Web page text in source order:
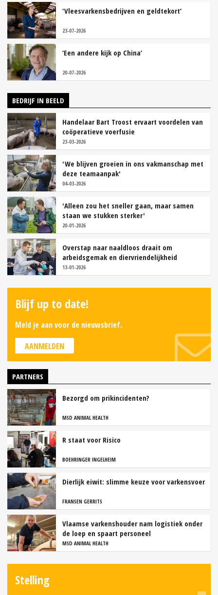
‘Vleesvarkensbedrijven en geldtekort’
23-07-2026
‘Een andere kijk op China’
20-07-2026
BEDRIJF IN BEELD
Handelaar Bart Troost ervaart voordelen van
coöperatieve voerfusie
23-03-2026
'We blijven groeien in ons vakmanschap met
deze teamaanpak'
04-03-2026
'Alleen zou het sneller gaan, maar samen
staan we stukken sterker'
20-01-2026
Overstap naar naaldloos draait om
arbeidsgemak en diervriendelijkheid
13-01-2026
Blijf up to date!
Meld je aan voor de nieuwsbrief.
AANMELDEN
PARTNERS
Bezorgd om prikincidenten?
MSD ANIMAL HEALTH
R staat voor Risico
BOEHRINGER INGELHEIM
Dierlijk eiwit: slimme keuze voor varkensvoer
FRANSEN GERRITS
Vlaamse varkenshouder nam logistiek onder
de loep en spaart personeel
MSD ANIMAL HEALTH
Stelling